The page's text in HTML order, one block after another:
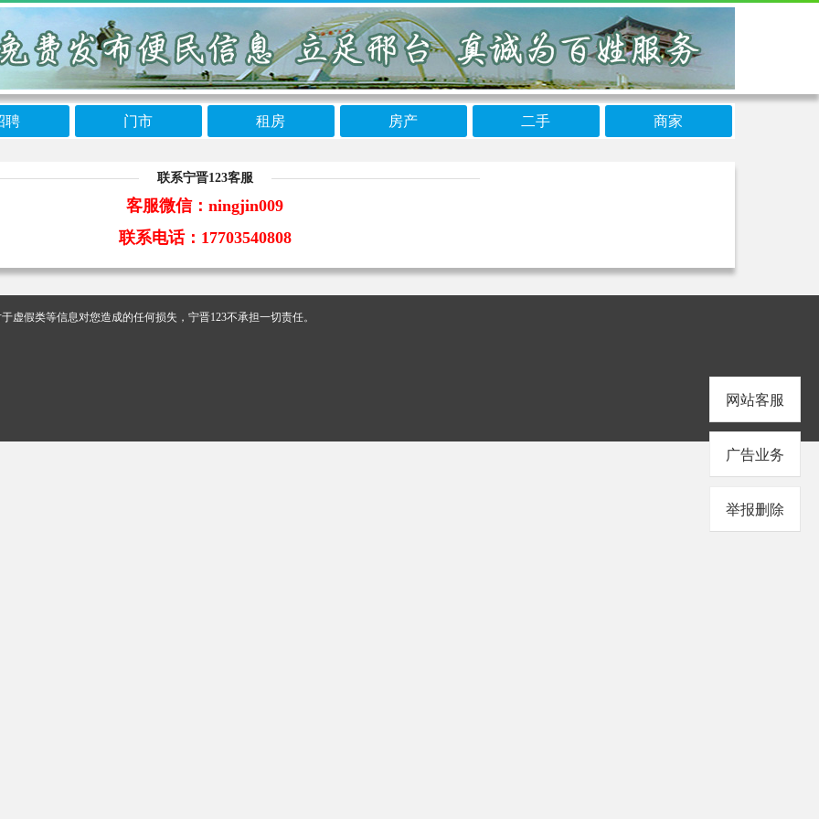
聘 门市 租房 房产 二手 商家
联系宁晋123客服
客服微信：ningjin009
联系电话：17703540808
假类等信息对您造成的任何损失，宁晋123不承担一切责任。
网站客服
广告业务
举报删除